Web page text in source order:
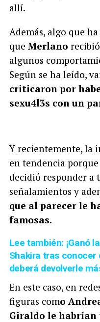
allí.
Además, algo que
que Merlano
algunos
Según se ha leído,
criticaron por
sexu4l3s con un
Y recientemente, la
en tendencia
decidió responder a
señalamientos y
que al parecer le
famosas.
Lee también: ¡Ganó
Shakira tras conocer
deberá devolverle
En este caso, en
figuras como
Giraldo le